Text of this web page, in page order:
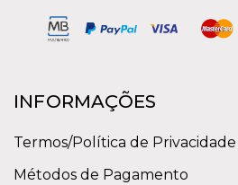
INFORMAÇÕES
Termos/Política de Privacidade
Métodos de Pagamento